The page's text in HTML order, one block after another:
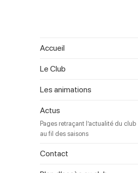
Accueil
Le Club
Les animations
Actus
Pages retraçant l’actualité du club
au fil des saisons
Contact